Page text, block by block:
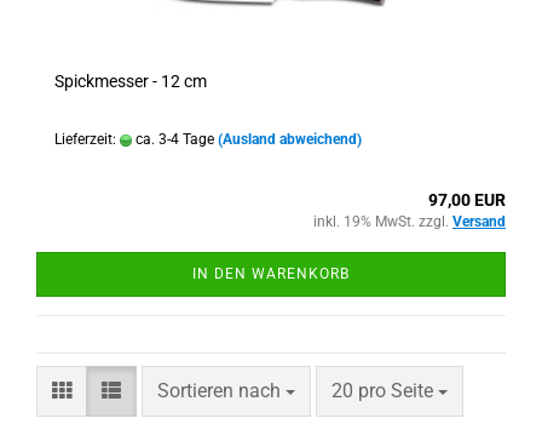
Spickmesser - 12 cm
Lieferzeit: ca. 3-4 Tage (Ausland abweichend)
97,00 EUR
inkl. 19% MwSt. zzgl. Versand
IN DEN WARENKORB
Sortieren nach
Sortieren nach 20 pro Seite
pro Seite